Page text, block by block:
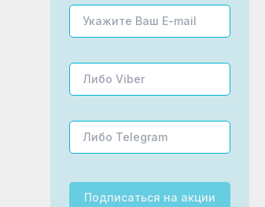
Подписаться на акции